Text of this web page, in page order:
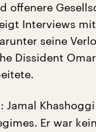
offenere
Interviews
seine
Dissident
: Jamal
Er war